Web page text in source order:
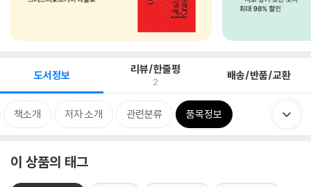
도서정보 리뷰/한줄평
2 배송/반품/교환
책소개 저자 소개 관련분류 품목정보
이 상품의 태그